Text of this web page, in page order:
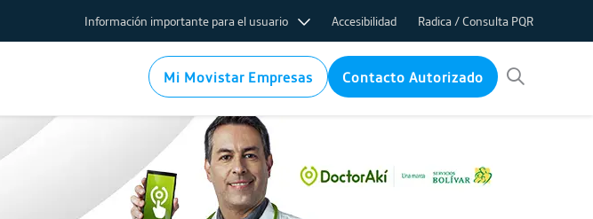
Información importante para el usuario
Protección al usuario
Comparador de planes y tarifas
Factores de limitación de internet
Indicadores de calidad de servicio internet
Políticas de gestión de tráfico
Procedimientos y tramites de PQR
Accesibilidad Radica / Consulta PQR
Mi Movistar Empresas Contacto Autorizado